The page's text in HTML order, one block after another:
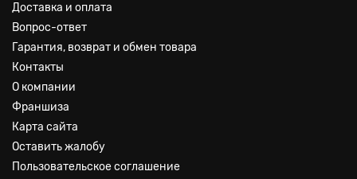
Доставка и оплата
Вопрос-ответ
Гарантия, возврат и обмен товара
Контакты
О компании
Франшиза
Карта сайта
Оставить жалобу
Пользовательское соглашение